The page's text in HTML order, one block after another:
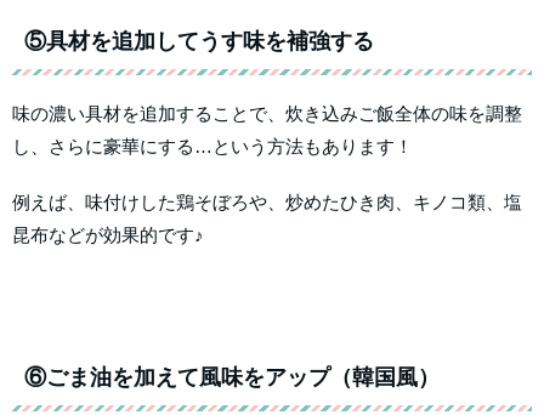
⑤具材を追加してうす味を補強する
味の濃い具材を追加することで、炊き込みご飯全体の味を調整
し、さらに豪華にする…という方法もあります！
例えば、味付けした鶏そぼろや、炒めたひき肉、キノコ類、塩
昆布などが効果的です♪
⑥ごま油を加えて風味をアップ（韓国風）